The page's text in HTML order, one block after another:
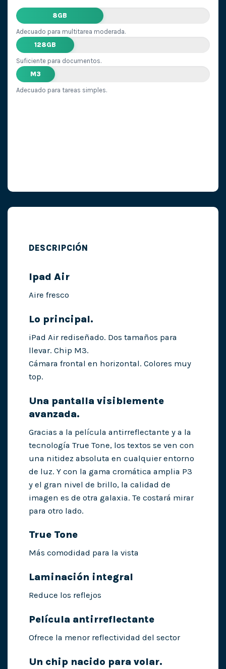
8GB
Adecuado para multitarea moderada.
128GB
Suficiente para documentos.
M3
Adecuado para tareas simples.
DESCRIPCIÓN
Ipad Air
Aire fresco
Lo principal.
iPad Air rediseñado. Dos tamaños para
llevar. Chip M3.
Cámara frontal en horizontal. Colores muy
top.
Una pantalla visiblemente
avanzada.
Gracias a la película antirreflectante y a la
tecnología True Tone, los textos se ven con
una nitidez absoluta en cualquier entorno
de luz. Y con la gama cromática amplia P3
y el gran nivel de brillo, la calidad de
imagen es de otra galaxia. Te costará mirar
para otro lado.
True Tone
Más comodidad para la vista
Laminación integral
Reduce los reflejos
Película antirreflectante
Ofrece la menor reflectividad del sector
Un chip nacido para volar.